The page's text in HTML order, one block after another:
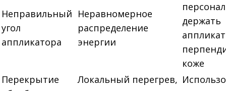
Неправильный
угол
аппликатора
Неравномерное
распределение
энергии
персонал
держать
коже
Перекрытие
Локальный перегрев,